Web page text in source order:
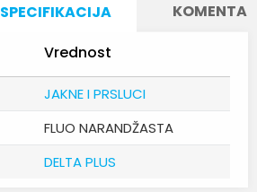
SPECIFIKACIJA
Vrednost
JAKNE I PRSLUCI
FLUO NARANDŽASTA
DELTA PLUS